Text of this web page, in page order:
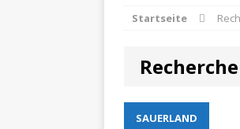
Startseite
Recherche
SAUERLAND